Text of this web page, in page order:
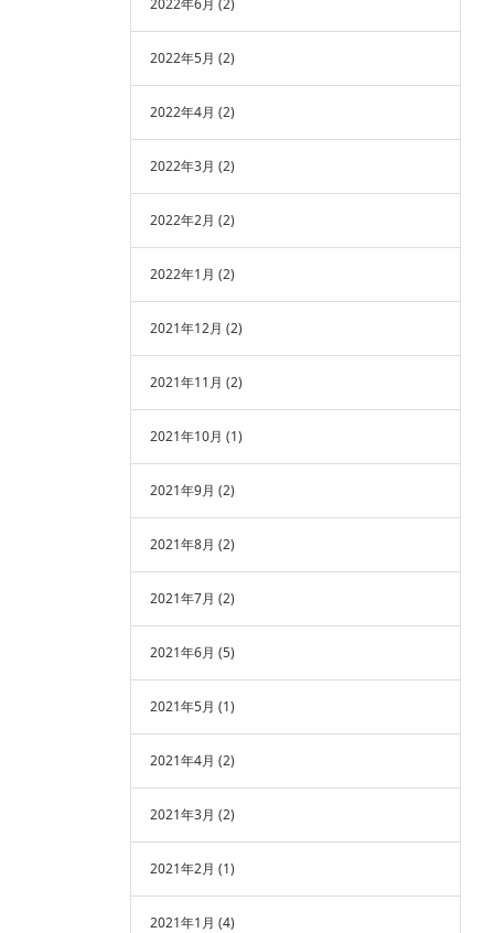
2022年6月 (2)
2022年5月 (2)
2022年4月 (2)
2022年3月 (2)
2022年2月 (2)
2022年1月 (2)
2021年12月 (2)
2021年11月 (2)
2021年10月 (1)
2021年9月 (2)
2021年8月 (2)
2021年7月 (2)
2021年6月 (5)
2021年5月 (1)
2021年4月 (2)
2021年3月 (2)
2021年2月 (1)
2021年1月 (4)